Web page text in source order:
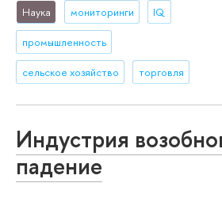
Наука мониторинги IQ
промышленность
сельское хозяйство торговля
Индустрия
падение